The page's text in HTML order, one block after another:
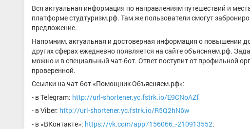
Вся актуальная информация по направлениям путешествий и
платформе студтуризм.рф. Там же пользователи смогут
предложение.
Напомним, актуальная и достоверная информация о повышении
других сферах ежедневно появляется на сайте объясняем.рф.
можно и в специальный чат-бот. Ответ поступит от профильной
проверенной.
Ссылки на чат-бот «Помощник Объясняем.рф»:
- в Telegram: http://url-shortener.yc.fstrk.io/E9CNoAZf
- в Viber: http://url-shortener.yc.fstrk.io/R5Q2hN6w
- в «ВКонтакте»: https://vk.com/app7156066_-210913552.